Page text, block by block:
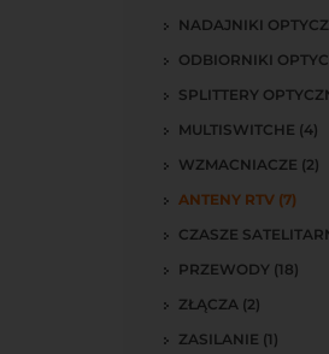
NADAJNIKI
ODBIORNIKI
SPLITTERY
MULTISWITCHE (4)
WZMACNIACZE (2)
ANTENY RTV (7)
CZASZE
PRZEWODY (18)
ZŁĄCZA (2)
ZASILANIE (1)